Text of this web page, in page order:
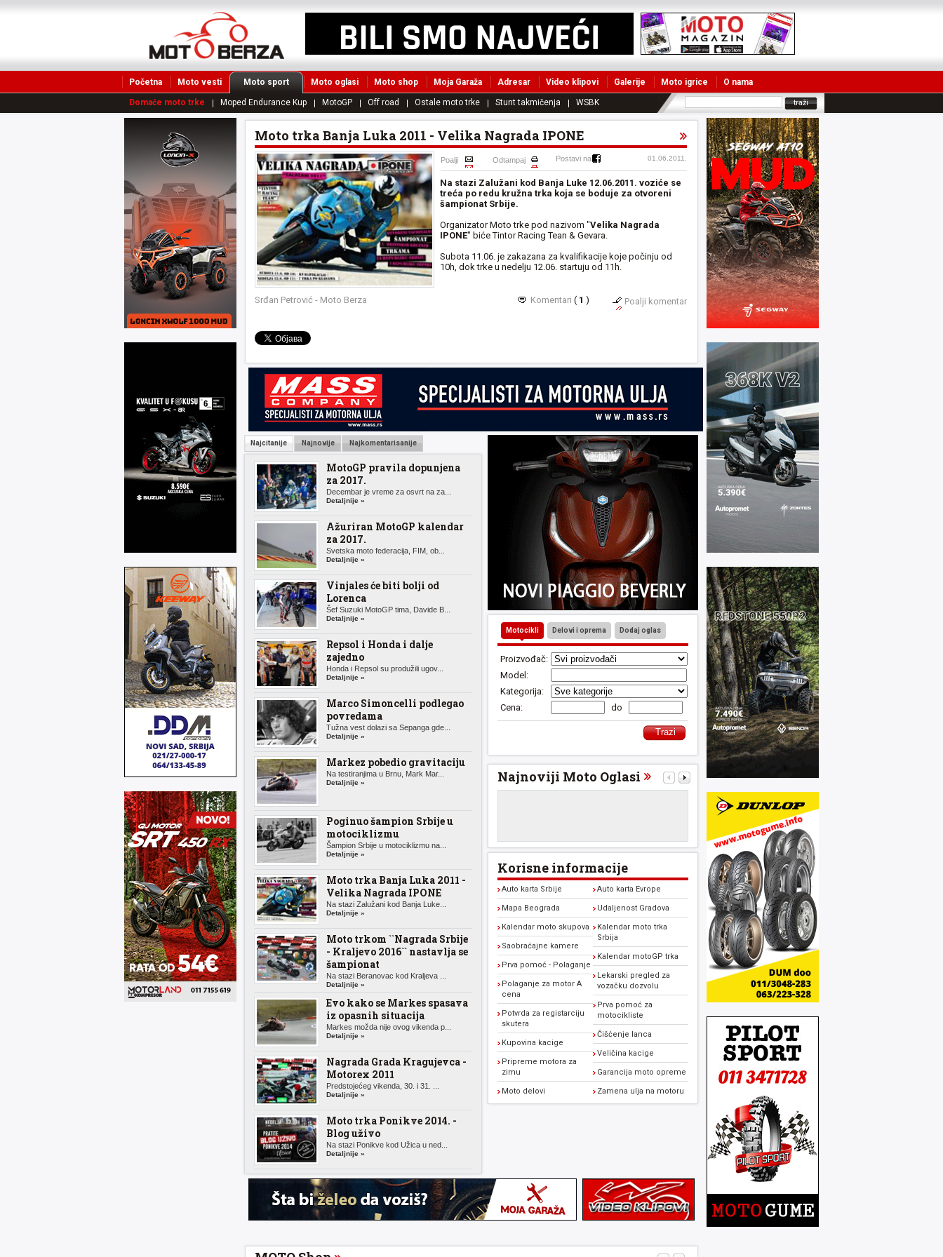
Početna Moto vesti Moto sport Moto oglasi Moto shop Moja Garaža Adresar Video klipovi Galerije Moto igrice O nama
Domaće moto trke Moped Endurance Kup MotoGP Off road Ostale moto trke Stunt takmičenja WSBK
Moto trka Banja Luka 2011 - Velika Nagrada IPONE
Poalji Odtampaj Postavi na 01.06.2011.
Na stazi Zalužani kod Banja Luke 12.06.2011. voziće se
treća po redu kružna trka koja se boduje za otvoreni
šampionat Srbije.
Organizator Moto trke pod nazivom "Velika Nagrada
IPONE" biće Tintor Racing Tean & Gevara.
Subota 11.06. je zakazana za kvalifikacije koje počinju od
10h, dok trke u nedelju 12.06. startuju od 11h.
Srđan Petrović - Moto Berza Komentari (1 ) Poalji komentar
Najcitanije Najnovije Najkomentarisanije
MotoGP pravila dopunjena
za 2017.
Decembar je vreme za osvrt na za...
Detaljnije »
Ažuriran MotoGP kalendar
za 2017.
Svetska moto federacija, FIM, ob...
Detaljnije »
Vinjales će biti bolji od
Lorenca
Šef Suzuki MotoGP tima, Davide B...
Detaljnije »
Repsol i Honda i dalje
zajedno
Honda i Repsol su produžili ugov...
Detaljnije »
Marco Simoncelli podlegao
povredama
Tužna vest dolazi sa Sepanga gde...
Detaljnije »
Markez pobedio gravitaciju
Na testiranjima u Brnu, Mark Mar...
Detaljnije »
Poginuo šampion Srbije u
motociklizmu
Šampion Srbije u motociklizmu na...
Detaljnije »
Moto trka Banja Luka 2011 -
Velika Nagrada IPONE
Na stazi Zalužani kod Banja Luke...
Detaljnije »
Moto trkom ``Nagrada Srbije
- Kraljevo 2016`` nastavlja se
šampionat
Na stazi Beranovac kod Kraljeva ...
Detaljnije »
Evo kako se Markes spasava
iz opasnih situacija
Markes možda nije ovog vikenda p...
Detaljnije »
Nagrada Grada Kragujevca -
Motorex 2011
Predstojećeg vikenda, 30. i 31. ...
Detaljnije »
Moto trka Ponikve 2014. -
Blog uživo
Na stazi Ponikve kod Užica u ned...
Detaljnije »
Motocikli Delovi i oprema Dodaj oglas
Proizvođač:
Model:
Kategorija:
Cena:
do
Najnoviji Moto Oglasi
Korisne informacije
Auto karta Srbije
Mapa Beograda
Kalendar moto skupova
Saobraćajne kamere
Prva pomoć - Polaganje
Polaganje za motor A
cena
Potvrda za registarciju
skutera
Kupovina kacige
Pripreme motora za
zimu
Moto delovi
Auto karta Evrope
Udaljenost Gradova
Kalendar moto trka
Srbija
Kalendar motoGP trka
Lekarski pregled za
vozačku dozvolu
Prva pomoć za
motocikliste
Čišćenje lanca
Veličina kacige
Garancija moto opreme
Zamena ulja na motoru